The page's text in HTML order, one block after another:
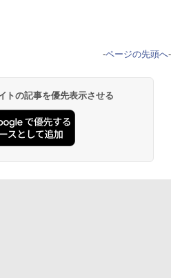
-ページの先頭へ-
トの記事を優先表示させる